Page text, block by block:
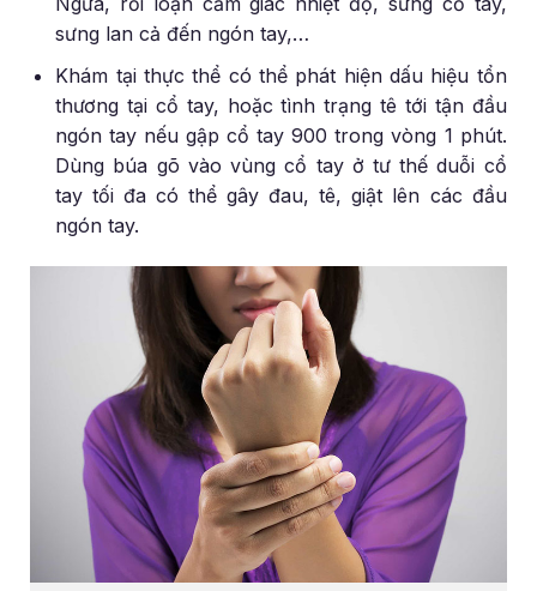
sưng lan cả đến ngón tay,…
Khám tại thực thể có thể phát hiện dấu hiệu tổn
thương tại cổ tay, hoặc tình trạng tê tới tận đầu
ngón tay nếu gập cổ tay 900 trong vòng 1 phút.
Dùng búa gõ vào vùng cổ tay ở tư thế duỗi cổ
tay tối đa có thể gây đau, tê, giật lên các đầu
ngón tay.